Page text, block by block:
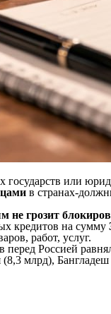
или
в странах-
не грозит
кредитов на сумму
работ, услуг.
Россией
млрд),